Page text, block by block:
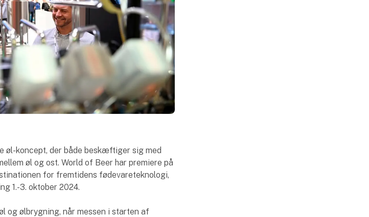
øl-koncept, der både beskæftiger sig med
øl og ost. World of Beer har premiere på
for fremtidens fødevareteknologi,
1.-3. oktober 2024.
og ølbrygning, når messen i starten af